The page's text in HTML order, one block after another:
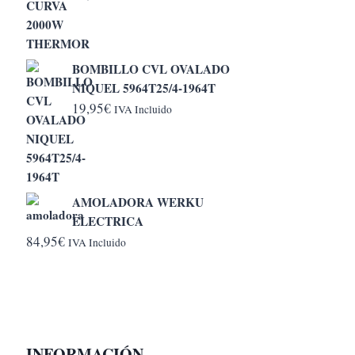
BOMBILLO CVL OVALADO
NIQUEL 5964T25/4-1964T
19,95€ IVA Incluido
AMOLADORA WERKU
ELECTRICA
84,95€ IVA Incluido